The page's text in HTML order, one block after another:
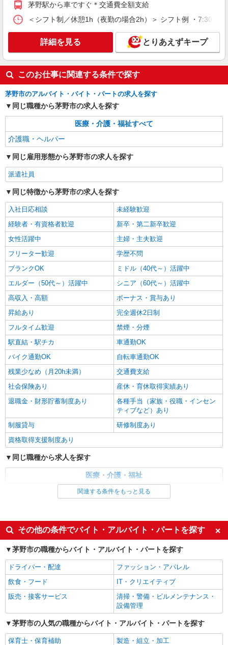
派遣社員
株式会社kotrio /●MT-H-1871154
NEW
茅野市／住宅型有料老人ホームSTAFF＊履歴
書不要！面接なし♪
時給1500円〜2125円 ＜日払い有/週払い有/交
通費全支給(ガソリン代含む)＞
茅野市ほか 周辺エリア多数
キープ
株式会社kotrio /●MT-H-2117736
茅野市｜サ高住STAFF＊落ち着いた雰囲気で
ゆったりお仕事♪
茅野市ほか 周辺エリア多数
キープ 詳細を見る
派遣社員
株式会社kotrio /●MT-H-2162089
茅野市＊高時給のサ高住STAFF☆生活ケアや
時給1500円〜2125円 ＜日払い有/週払い有/交
通費全支給(ガソリン代含む)＞
茅野市
キープ 詳細を見る
茅野駅から車ですぐ＊交通費全額支給
＜シフト制／休憩1h（夜勤の場合2h）＞ シフト例 ・7:30
詳細を見る とりあえずキープ
このお仕事に関連する条件で探す
茅野市のアルバイト・バイト・パートの求人を探す
同じ職種から茅野市の求人を探す
医療・介護・福祉すべて
介護職・ヘルパー
同じ雇用形態から茅野市の求人を探す
派遣社員
同じ特徴から茅野市の求人を探す
入社日応相談
未経験歓迎
経験者・有資格者歓迎
新卒・第二新卒歓迎
女性活躍中
主婦・主夫歓迎
フリーター歓迎
学歴不問
ブランクOK
ミドル（40代～）活躍中
エルダー（50代～）活躍中
シニア（60代～）活躍中
高収入・高額
ボーナス・賞与あり
昇給あり
完全週休2日制
フルタイム歓迎
禁煙・分煙
駅直結・駅チカ
車通勤OK
バイク通勤OK
自転車通勤OK
残業少なめ（月20h未満）
交通費支給
社会保険あり
産休・育休取得実績あり
退職金・財形貯蓄制度あり
各種手当（家族・役職・インセン
ティブなど）あり
制服貸与
研修制度あり
資格取得支援制度あり
同じ職種から求人を探す
医療・介護・福祉
未経験歓迎
ミドル（40代～）活躍中
ボーナス・賞与あり
車通勤OK
交通費支給
社会保険あり
産休・育休取得実績あり
関連する条件をもっと見る
その他の条件でバイト・アルバイト・パートを探す
茅野市の職種からバイト・アルバイト・パートを探す
ドライバー・配達
ファッション・アパレル
飲食・フード
IT・クリエイティブ
販売・接客サービス
清掃・警備・ビルメンテナンス・
設備管理
茅野市の人気の職種からバイト・アルバイト・パートを探す
保育士・保育補助
製造・組立・加工